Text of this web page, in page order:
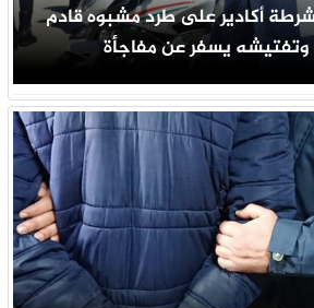
أكادير على طرد مشبوه قادم
وتفتيشه يسفر عن مفاجأة